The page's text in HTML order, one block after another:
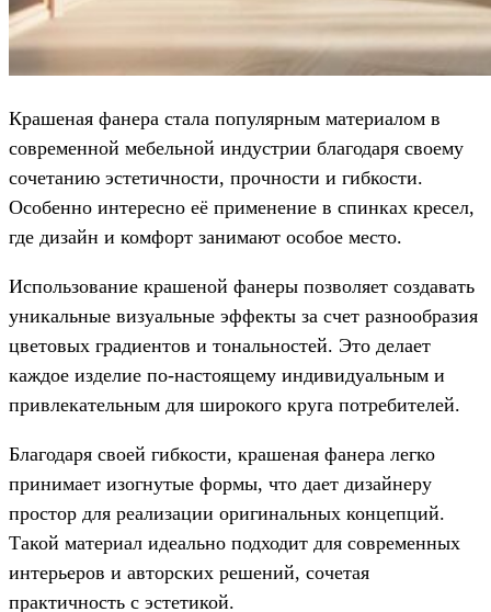
Крашеная фанера стала популярным материалом в
современной мебельной индустрии благодаря своему
сочетанию эстетичности, прочности и гибкости.
Особенно интересно её применение в спинках кресел,
где дизайн и комфорт занимают особое место.
Использование крашеной фанеры позволяет создавать
уникальные визуальные эффекты за счет разнообразия
цветовых градиентов и тональностей. Это делает
каждое изделие по-настоящему индивидуальным и
привлекательным для широкого круга потребителей.
Благодаря своей гибкости, крашеная фанера легко
принимает изогнутые формы, что дает дизайнеру
простор для реализации оригинальных концепций.
Такой материал идеально подходит для современных
интерьеров и авторских решений, сочетая
практичность с эстетикой.